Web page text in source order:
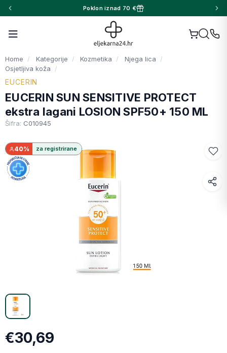
Poklon iznad 70 €
Home Kategorije Kozmetika
Njega lica
Osjetljiva koža
EUCERIN
EUCERIN SUN SENSITIVE PROTECT
ekstra lagani LOSION SPF50+ 150 ML
Šifra: C010945
40% za registrirane
Kopiraj link
€30,69